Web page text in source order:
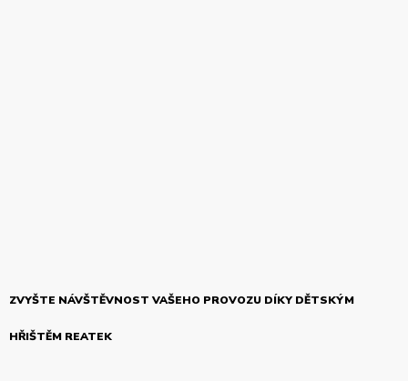
ZVYŠTE NÁVŠTĚVNOST VAŠEHO PROVOZU DÍKY DĚTSKÝM
HŘIŠTĚM REATEK